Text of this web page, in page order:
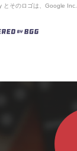
とそのロゴは、Google